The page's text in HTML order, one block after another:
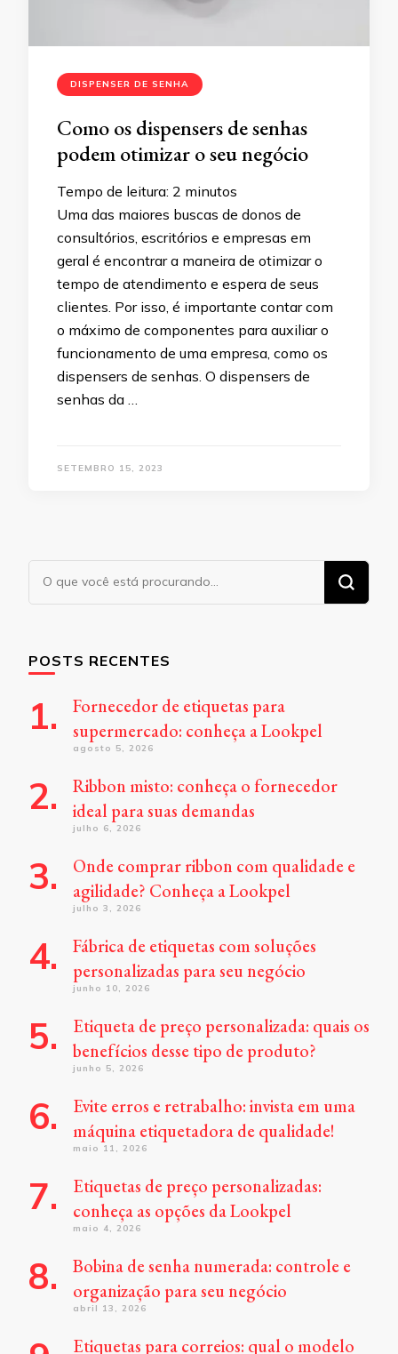
DISPENSER DE SENHA
Como os dispensers de senhas
podem otimizar o seu negócio
Tempo de leitura: 2 minutos
Uma das maiores buscas de donos de
consultórios, escritórios e empresas em
geral é encontrar a maneira de otimizar o
tempo de atendimento e espera de seus
clientes. Por isso, é importante contar com
o máximo de componentes para auxiliar o
funcionamento de uma empresa, como os
dispensers de senhas. O dispensers de
senhas da …
SETEMBRO 15, 2023
Procurando
algo?
POSTS RECENTES
Fornecedor de etiquetas para
supermercado: conheça a Lookpel
agosto 5, 2026
Ribbon misto: conheça o fornecedor
ideal para suas demandas
julho 6, 2026
Onde comprar ribbon com qualidade e
agilidade? Conheça a Lookpel
julho 3, 2026
Fábrica de etiquetas com soluções
personalizadas para seu negócio
junho 10, 2026
Etiqueta de preço personalizada: quais os
benefícios desse tipo de produto?
junho 5, 2026
Evite erros e retrabalho: invista em uma
máquina etiquetadora de qualidade!
maio 11, 2026
Etiquetas de preço personalizadas:
conheça as opções da Lookpel
maio 4, 2026
Bobina de senha numerada: controle e
organização para seu negócio
abril 13, 2026
Etiquetas para correios: qual o modelo